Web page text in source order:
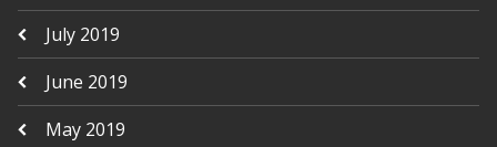
July 2019
June 2019
May 2019